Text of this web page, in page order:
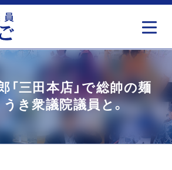
「三田本店」で総帥の麺
うき衆議院議員と。